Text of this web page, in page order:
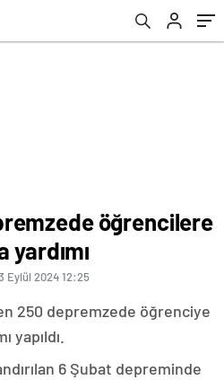
öğrencilere
yardımı
Eylül 2024 12:25
250 depremzede öğrenciye
yapıldı.
6 Şubat depreminde